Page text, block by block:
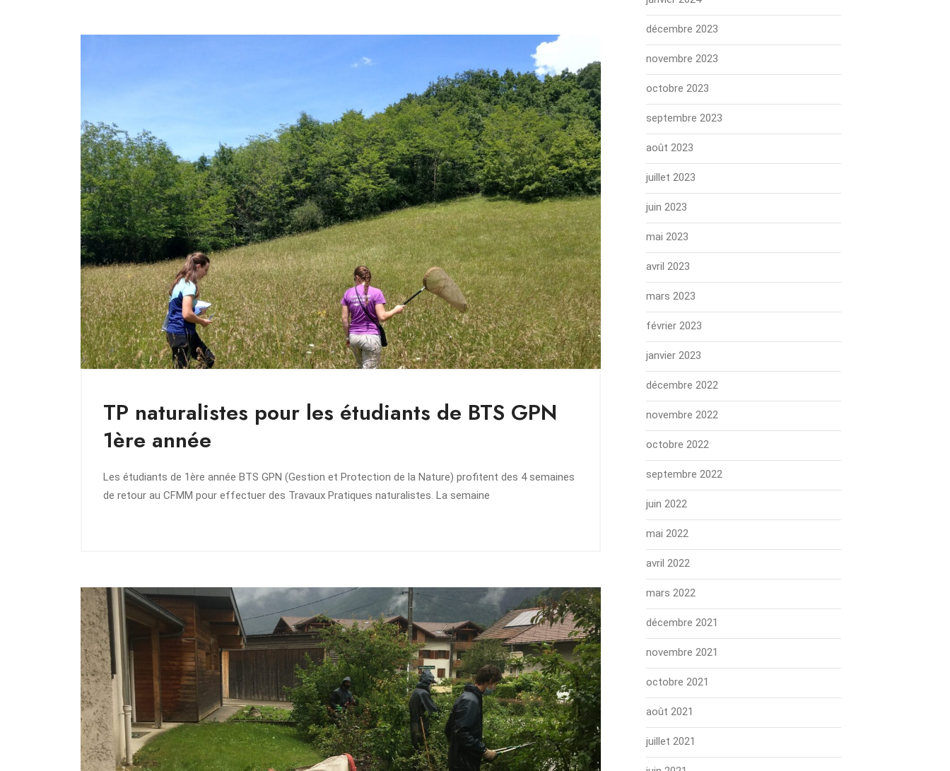
TP naturalistes pour les étudiants de BTS GPN
1ère année
Les étudiants de 1ère année BTS GPN (Gestion et Protection de la Nature) profitent des 4 semaines
de retour au CFMM pour effectuer des Travaux Pratiques naturalistes. La semaine
décembre 2023
novembre 2023
octobre 2023
septembre 2023
août 2023
juillet 2023
juin 2023
mai 2023
avril 2023
mars 2023
février 2023
janvier 2023
décembre 2022
novembre 2022
octobre 2022
septembre 2022
juin 2022
mai 2022
avril 2022
mars 2022
décembre 2021
novembre 2021
octobre 2021
août 2021
juillet 2021